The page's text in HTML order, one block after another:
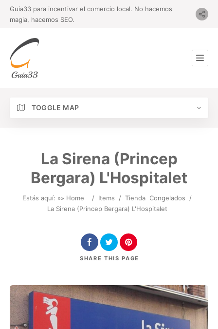
Guia33 para incentivar el comercio local. No hacemos
magia, hacemos SEO.
TOGGLE MAP
La Sirena (Princep
Bergara) L'Hospitalet
Estás aquí: »» Home / Items / Tienda Congelados
/
La Sirena (Princep Bergara) L'Hospitalet
SHARE THIS PAGE